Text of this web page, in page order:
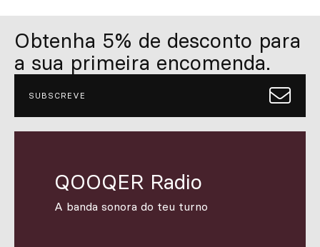
Obtenha 5% de desconto para
a sua primeira encomenda.
SUBSCREVE
QOOQER Radio
A banda sonora do teu turno